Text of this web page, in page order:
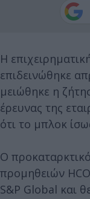
Η
επιδεινώθηκε
μειώθηκε η
έρευνας της
ότι το μπλοκ
Ο
προμηθειών
S&P Global και